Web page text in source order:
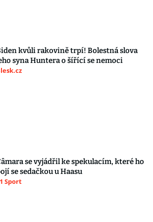
kvůli rakovině trpí! Bolestná slova
syna Huntera o šířící se nemoci
se vyjádřil ke spekulacím, které ho
se sedačkou u Haasu
Sport